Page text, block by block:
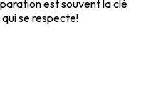
est souvent la clé
se respecte!